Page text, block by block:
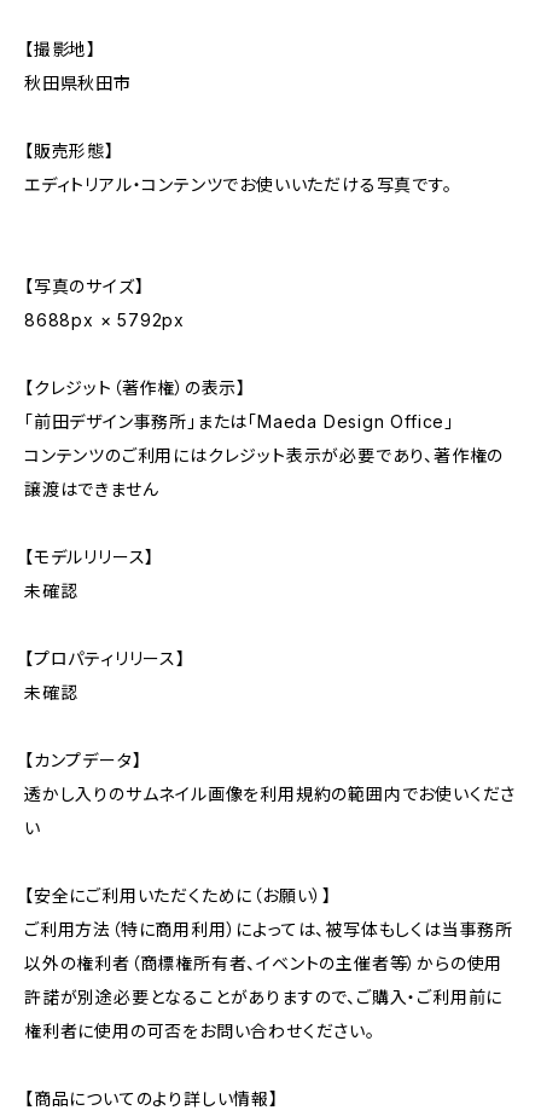
【撮影地】
秋田県秋田市
【販売形態】
エディトリアル・コンテンツでお使いいただける写真です。
【写真のサイズ】
8688px × 5792px
【クレジット（著作権）の表示】
「前田デザイン事務所」または「Maeda Design Office」
コンテンツのご利用にはクレジット表示が必要であり、著作権の
譲渡はできません
【モデルリリース】
未確認
【プロパティリリース】
未確認
【カンプデータ】
透かし入りのサムネイル画像を利用規約の範囲内でお使いくださ
い
【安全にご利用いただくために（お願い）】
ご利用方法（特に商用利用）によっては、被写体もしくは当事務所
以外の権利者（商標権所有者、イベントの主催者等）からの使用
許諾が別途必要となることがありますので、ご購入・ご利用前に
権利者に使用の可否をお問い合わせください。
【商品についてのより詳しい情報】